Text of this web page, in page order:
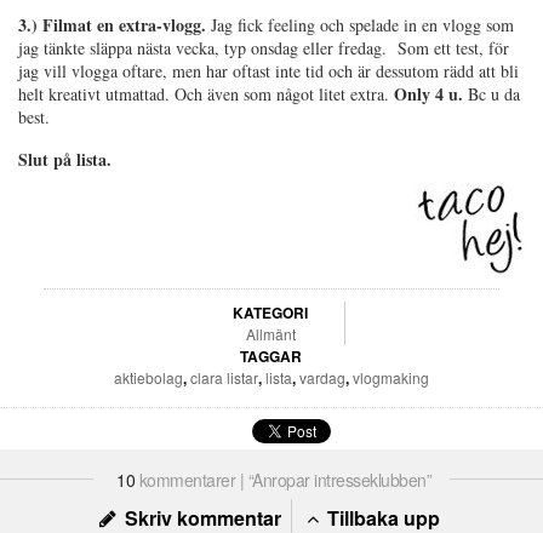
3.) Filmat en extra-vlogg. Jag fick feeling och spelade in en vlogg som
jag tänkte släppa nästa vecka, typ onsdag eller fredag. Som ett test, för
jag vill vlogga oftare, men har oftast inte tid och är dessutom rädd att bli
helt kreativt utmattad. Och även som något litet extra. Only 4 u. Bc u da
best.
Slut på lista.
KATEGORI
Allmänt
TAGGAR
aktiebolag,clara listar,lista,vardag,vlogmaking
10 kommentarer | “Anropar intresseklubben”
Skriv kommentar Tillbaka upp